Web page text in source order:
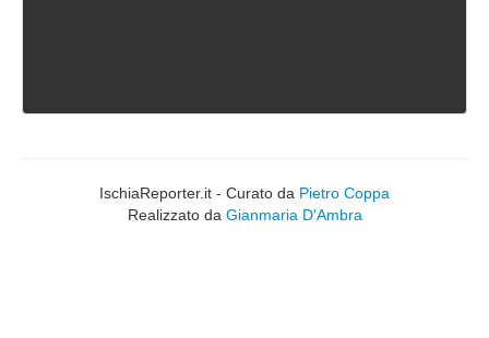
IschiaReporter.it - Curato da Pietro Coppa
Realizzato da Gianmaria D'Ambra